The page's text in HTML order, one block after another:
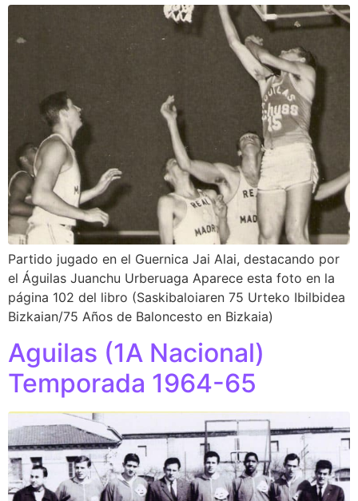
Partido jugado en el Guernica Jai Alai, destacando por
el Águilas Juanchu Urberuaga Aparece esta foto en la
página 102 del libro (Saskibaloiaren 75 Urteko Ibilbidea
Bizkaian/75 Años de Baloncesto en Bizkaia)
Aguilas (1A Nacional)
Temporada 1964-65